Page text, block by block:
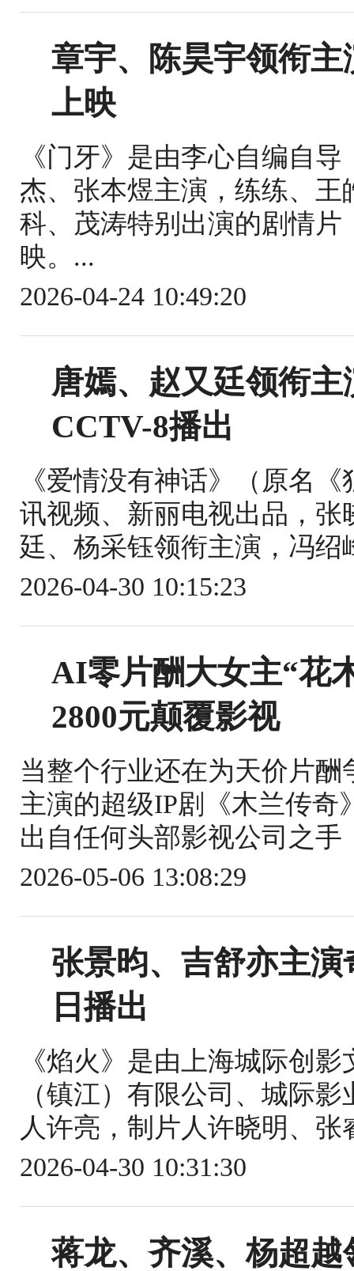
章宇、陈昊宇领衔
上映
《门牙》是由李心自编自
杰、张本煜主演，练练、
科、茂涛特别出演的剧情片
映。...
2026-04-24 10:49:20
唐嫣、赵又廷领衔
CCTV-8播出
《爱情没有神话》（原名
讯视频、新丽电视出品，
廷、杨采钰领衔主演，冯
2026-04-30 10:15:23
AI零片酬大女主“花
2800元颠覆影视
当整个行业还在为天价片
主演的超级IP剧《木兰传奇
出自任何头部影视公司之
2026-05-06 13:08:29
张景昀、吉舒亦主
日播出
《焰火》是由上海城际创
（镇江）有限公司、城际
人许亮，制片人许晓明、
2026-04-30 10:31:30
蒋龙、齐溪、杨超